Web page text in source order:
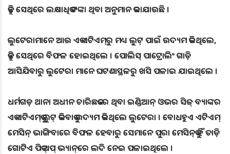
କିନ୍ତୁ ସେଥିରେ ଲକ୍ଷାଧିକ ଟଙ୍କା ଥିବା ଅନୁମାନ କରାଯାଉଛି ।
ଲୁଟେରାମାନେ ଆଉ ଏକ ଏଟିଏମ୍‌ରୁ ମଧ୍ୟ ଲୁଟ୍‌ ପାଇଁ ଉଦ୍ୟମ କରିଥିଲେ,
କିନ୍ତୁ ସେଥିରେ ବିଫଳ ହୋଇଥିଲେ । ପୋଲିସ୍‌ ପାଟ୍ରୋଲିଂ ଗାଡ଼ି
ଆସିଯିବାରୁ ଲୁଟେରା ମାନେ ଘଟଣାସ୍ଥଳରୁ ଖସି ପଳାଇ ଯାଇଥିଲେ ।
ଧର୍ମଗଡ଼ ଥାନା ଅଧୀନ ଚାରିଛକରେ ଥିବା ଇଣ୍ଡିଆନ୍‌ ଓଭର ସିଜ୍‌ ବ୍ୟାଙ୍କର
ଏକ ଏଟିଏମ୍‌କୁ ଲୁଟ୍‌ କରିବାକୁ ଉଦ୍ୟମ କରିଥିଲେ ଲୁଟେରା । ବୋଧହୁଏ ଏଟିଏମ୍‌
ମେସିନ୍‌ ଭାଙ୍ଗିବାରେ ବିଫଳ ହେବାରୁ ସେମାନେ ପୁରା ମେସିନ୍‌କୁ ହିଁ ତାଡ଼ି
ଗୋଟିଏ ପିକ୍‌ ଅପ୍‌ ଭ୍ୟାନ୍‌ରେ ଲଦି ନେଇ ପଳାଇଥିଲେ ।